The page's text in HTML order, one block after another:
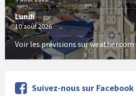
Lundi
10 août 2026
Voir les prévisions sur weather.com
Suivez-nous sur Facebook